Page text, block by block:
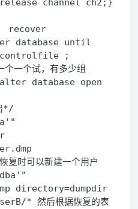
channel ch2;}
recover
database until
controlfile ;
一个试，有多少组
alter database open
*/
时可以新建一个用户
directory=dumpdir
* 然后根据恢复的表